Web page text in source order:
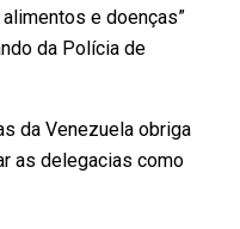
e doenças”
da Polícia de
da Venezuela obriga
as delegacias como